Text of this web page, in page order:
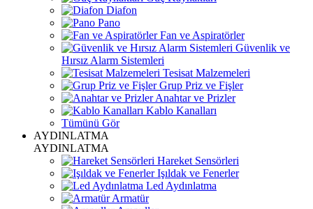
Diafon
Pano
Fan ve Aspiratörler
Güvenlik ve
Hırsız Alarm Sistemleri
Tesisat Malzemeleri
Grup Priz ve Fişler
Anahtar ve Prizler
Kablo Kanalları
Tümünü Gör
AYDINLATMA
AYDINLATMA
Hareket Sensörleri
Işıldak ve Fenerler
Led Aydınlatma
Armatür